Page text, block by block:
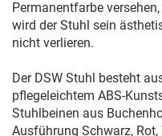
Permanentfarbe
wird der Stuhl sein
nicht verlieren.
Der DSW Stuhl besteht
pflegeleichtem ABS-
Stuhlbeinen aus
Ausführung Schwarz,